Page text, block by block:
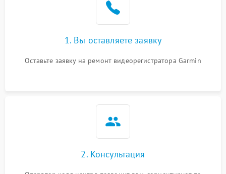
1. Вы оставляете заявку
Оставьте заявку на ремонт видеорегистратора Garmin
2. Консультация